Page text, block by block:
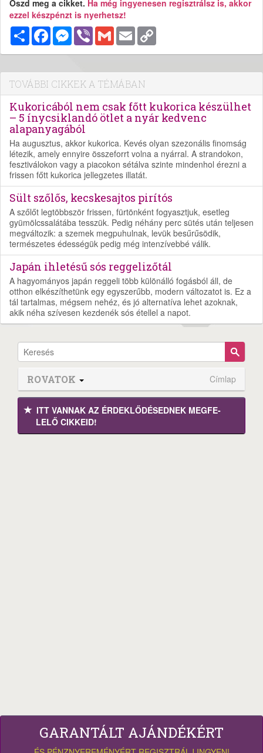
Oszd meg a cikket. Ha még ingyenesen regisztrálsz is, akkor
ezzel készpénzt is nyerhetsz!
MegosztásFacebookMessenger
Viber Gmail Email
TOVÁBBI CIKKEK A TÉMÁBAN
Kukoricából nem csak főtt kukorica készülhet
– 5 ínycsiklandó ötlet a nyár kedvenc
alapanyagából
Ha augusztus, akkor kukorica. Kevés olyan szezonális finomság
létezik, amely ennyire összeforrt volna a nyárral. A strandokon,
fesztiválokon vagy a piacokon sétálva szinte mindenhol érezni a
frissen főtt kukorica jellegzetes illatát.
Sült szőlős, kecskesajtos pirítós
A szőlőt legtöbbször frissen, fürtönként fogyasztjuk, esetleg
gyümölcssalátába tesszük. Pedig néhány perc sütés után teljesen
megváltozik: a szemek megpuhulnak, levük besűrűsödik,
természetes édességük pedig még intenzívebbé válik.
Japán ihletésű sós reggelizőtál
A hagyományos japán reggeli több különálló fogásból áll, de
otthon elkészíthetünk egy egyszerűbb, modern változatot is. Ez a
tál tartalmas, mégsem nehéz, és jó alternatíva lehet azoknak,
akik néha szívesen kezdenék sós étellel a napot.
ROVATOK Címlap
ITT VANNAK AZ ÉRDEK­LŐDÉ­SEDNEK MEGFE­
LELŐ CIKKEID!
GARANTÁLT AJÁNDÉKÉRT